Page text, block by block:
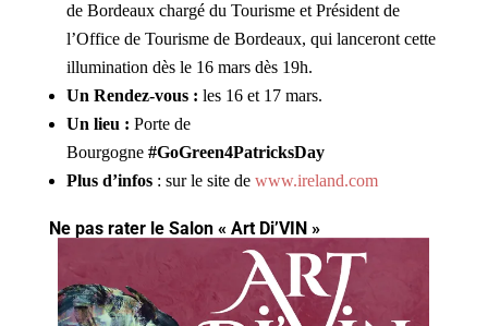
de Bordeaux chargé du Tourisme et Président de
l’Office de Tourisme de Bordeaux, qui lanceront cette
illumination dès le 16 mars dès 19h.
Un Rendez-vous : les 16 et 17 mars.
Un lieu : Porte de
Bourgogne#GoGreen4PatricksDay
Plus d’infos: sur le site de www.ireland.com
Ne pas rater le Salon « Art Di’VIN »